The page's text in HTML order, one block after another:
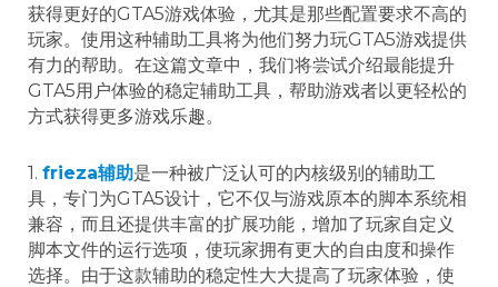
获得更好的GTA5游戏体验，尤其是那些配置要求不高的
玩家。使用这种辅助工具将为他们努力玩GTA5游戏提供
有力的帮助。在这篇文章中，我们将尝试介绍最能提升
GTA5用户体验的稳定辅助工具，帮助游戏者以更轻松的
方式获得更多游戏乐趣。
1. frieza辅助是一种被广泛认可的内核级别的辅助工
具，专门为GTA5设计，它不仅与游戏原本的脚本系统相
兼容，而且还提供丰富的扩展功能，增加了玩家自定义
脚本文件的运行选项，使玩家拥有更大的自由度和操作
选择。由于这款辅助的稳定性大大提高了玩家体验，使